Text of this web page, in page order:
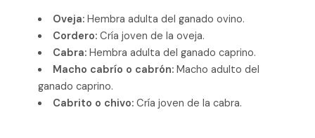
Oveja:Hembra adulta del ganado ovino.
Cordero:Cría joven de la oveja.
Cabra:Hembra adulta del ganado caprino.
Macho cabrío o cabrón:Macho adulto del
ganado caprino.
Cabrito o chivo:Cría joven de la cabra.